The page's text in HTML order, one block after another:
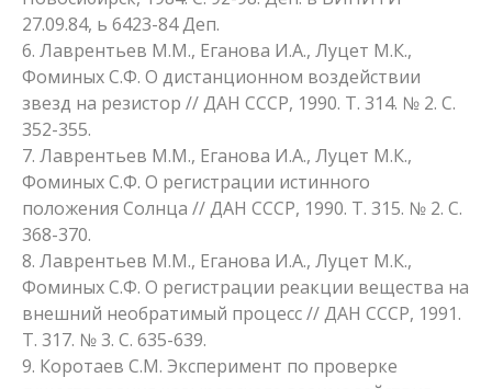
27.09.84, ь 6423-84 Деп.
6. Лаврентьев М.М., Еганова И.А., Луцет М.К.,
Фоминых С.Ф. О дистанционном воздействии
звезд на резистор // ДАН CCCР, 1990. Т. 314. № 2. С.
352-355.
7. Лаврентьев М.М., Еганова И.А., Луцет М.К.,
Фоминых С.Ф. О регистрации истинного
положения Солнца // ДАН CCCР, 1990. Т. 315. № 2. С.
368-370.
8. Лаврентьев М.М., Еганова И.А., Луцет М.К.,
Фоминых С.Ф. О регистрации реакции вещества на
внешний необратимый процесс // ДАН CCCР, 1991.
Т. 317. № 3. С. 635-639.
9. Коротаев С.М. Эксперимент по проверке